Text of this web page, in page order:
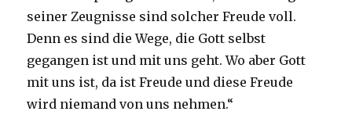
seiner Zeugnisse sind solcher Freude voll.
Denn es sind die Wege, die Gott selbst
gegangen ist und mit uns geht. Wo aber Gott
mit uns ist, da ist Freude und diese Freude
wird niemand von uns nehmen.“